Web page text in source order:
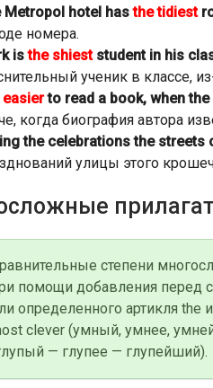
Metropol hotel hasthe tidiest
номера.
isthe shieststudent in his
ученик в классе,
easierto read a book, when
когда биография автора
the celebrations the
улицы этого
степени
помощи добавления перед
определенного артикля
clever (умный, умнее,
— глупее — глупейший).